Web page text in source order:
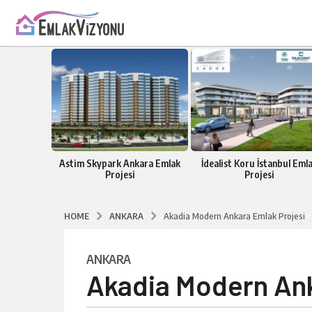
Astim Skypark Ankara Emlak
Projesi
İdealist Koru İstanbul
Projesi
HOME ANKARA Akadia Modern Ankara Emlak Projesi
8
ı
ANKARA
Akadia Modern